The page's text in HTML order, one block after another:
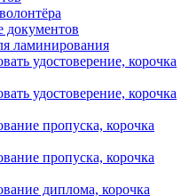
документов
ламинирования
удостоверение, корочка
удостоверение, корочка
пропуска, корочка
пропуска, корочка
диплома, корочка